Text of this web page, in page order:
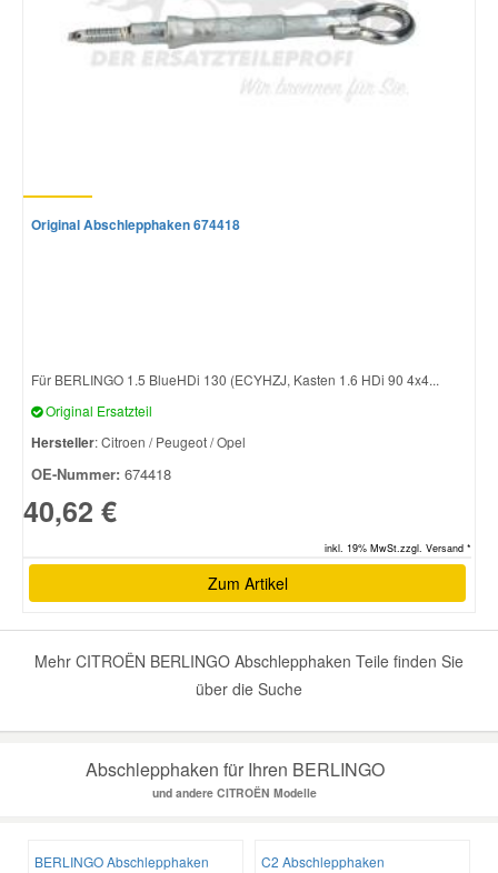
Original Abschlepphaken 674418
Für BERLINGO 1.5 BlueHDi 130 (ECYHZJ, Kasten 1.6 HDi 90 4x4...
Original Ersatzteil
Hersteller: Citroen / Peugeot / Opel
OE-Nummer: 674418
40,62 €
inkl. 19% MwSt.zzgl. Versand *
Zum Artikel
Mehr CITROËN BERLINGO Abschlepphaken Teile finden Sie
über die Suche
Abschlepphaken für Ihren BERLINGO
und andere CITROËN Modelle
BERLINGO Abschlepphaken C2 Abschlepphaken